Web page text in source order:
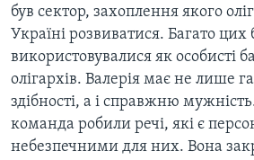
був сектор, захоплення якого
Україні розвиватися. Багато цих
використовувалися як особисті
олігархів. Валерія має не лише
здібності, а і справжню
команда робили речі, які є
небезпечними для них. Вона